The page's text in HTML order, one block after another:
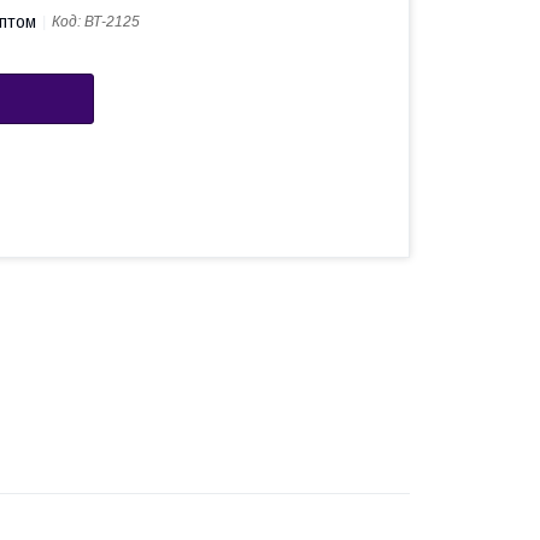
Код: ВТ-2125